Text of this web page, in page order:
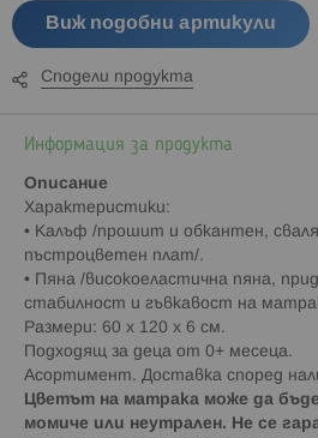
Виж подобни артикули
Сподели продукта
Информация за продукта
Описание
Характеристики:
• Калъф /прошит и обкантен,
пъстроцветен плат/.
• Пяна /високоеластична пяна,
стабилност и гъвкавост на
Размери: 60 х 120 х 6 см.
Подходящ за деца от 0+ месеца.
Асортимент. Доставка според
Цветът на матрака може да
момиче или неутрален. Не се